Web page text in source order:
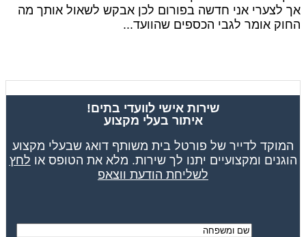
אך לצערי אני חדשה בפורום לכן אבקש לשאול אותך מה
החוק אומר לגבי הכספים שהוועד...
שירות אישי לוועדי בתים!
איתור בעלי מקצוע
המוקד לדייר של פורטל בית משותף דואג שבעלי מקצוע
הוגנים ומקצועיים יתנו לך שירות. מלא את הטופס או לחץ
לשליחת הודעת ווצאפ